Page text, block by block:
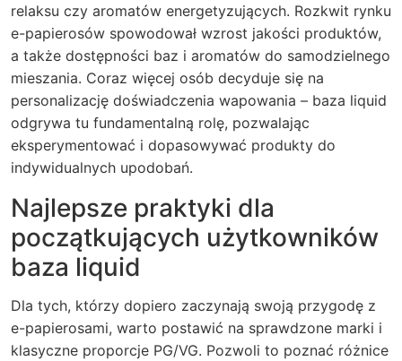
relaksu czy aromatów energetyzujących. Rozkwit rynku
e-papierosów spowodował wzrost jakości produktów,
a także dostępności baz i aromatów do samodzielnego
mieszania. Coraz więcej osób decyduje się na
personalizację doświadczenia wapowania – baza liquid
odgrywa tu fundamentalną rolę, pozwalając
eksperymentować i dopasowywać produkty do
indywidualnych upodobań.
Najlepsze praktyki dla
początkujących użytkowników
baza liquid
Dla tych, którzy dopiero zaczynają swoją przygodę z
e-papierosami, warto postawić na sprawdzone marki i
klasyczne proporcje PG/VG. Pozwoli to poznać różnice